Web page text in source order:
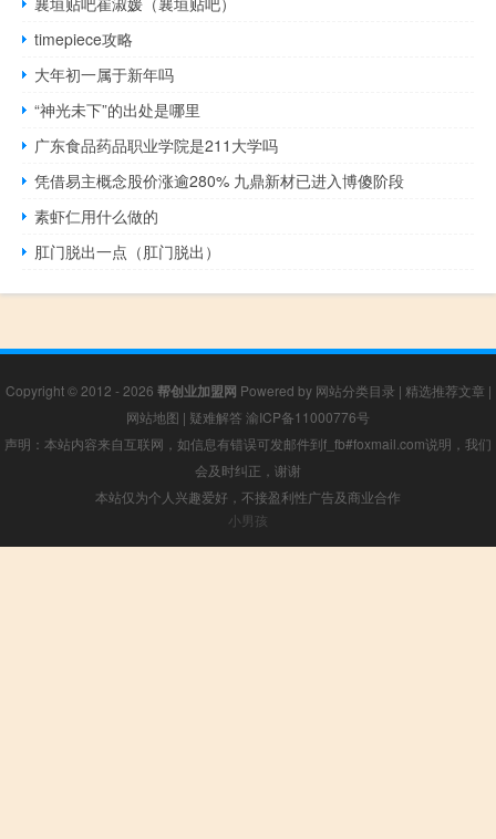
timepiece攻略
大年初一属于新年吗
“神光未下”的出处是哪里
广东食品药品职业学院是211大学吗
凭借易主概念股价涨逾280% 九鼎新材已进入博傻阶段
素虾仁用什么做的
肛门脱出一点（肛门脱出）
Copyright © 2012 - 2026 帮创业加盟网 Powered by 网站分类目录 | 精选推荐文章 |
网站地图 | 疑难解答 渝ICP备11000776号
声明：本站内容来自互联网，如信息有错误可发邮件到f_fb#foxmail.com说明，我们
会及时纠正，谢谢
本站仅为个人兴趣爱好，不接盈利性广告及商业合作
小男孩